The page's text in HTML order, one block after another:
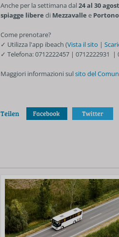
Anche per la settimana dal24 al 30
spiagge libere di Mezzavalle e
Come prenotare?
✓ Utilizza l'app ibeach (Vista il sito |
✓ Telefona: 0712222457 | 0712222931 |
Maggiori informazioni sulsito del
Teilen